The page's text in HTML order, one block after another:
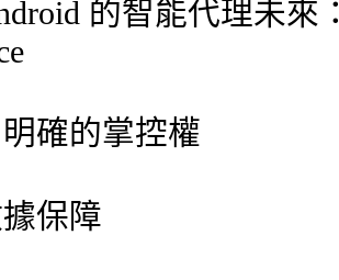
的智能代理未來
確的掌控權
保障